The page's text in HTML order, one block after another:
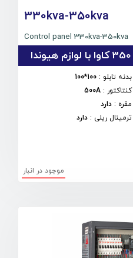
330kva-350kva
Control panel 330kva-350kva
بدنه تابلو :
100*100
کنتاکتور :
500A
مقره : دارد
ترمینال ریلی : دارد
موجود در انبار